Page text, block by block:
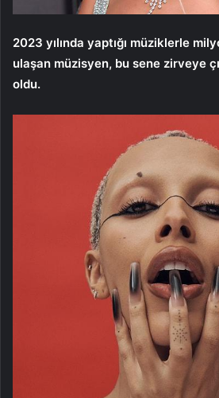
2023 yılında yaptığı müziklerle
ulaşan müzisyen, bu sene zirveye
oldu.